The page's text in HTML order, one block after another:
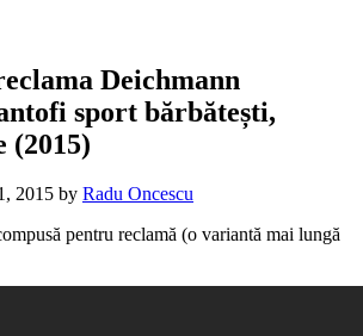
Deichmann
sport bărbătești,
(2015)
2015 by Radu Oncescu
pentru reclamă (o variantă mai lungă